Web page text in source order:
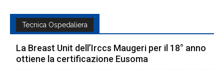
Tecnica Ospedaliera
La Breast Unit dell’Irccs Maugeri per il 18° anno
ottiene la certificazione Eusoma